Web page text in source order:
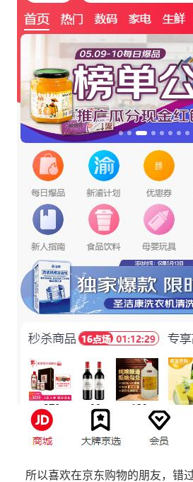
所以喜欢在京东购物的朋友，错过